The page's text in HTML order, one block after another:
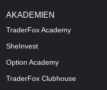
AKADEMIEN
TraderFox Academy
SheInvest
Option Academy
TraderFox Clubhouse